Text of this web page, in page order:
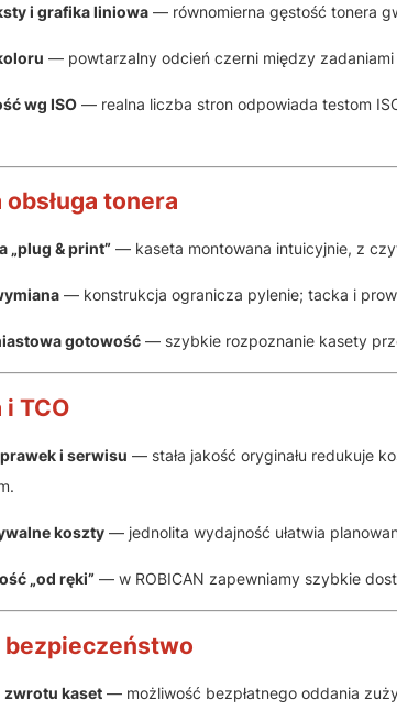
i grafika liniowa — równomierna gęstość tonera
— powtarzalny odcień czerni między
wg ISO — realna liczba stron odpowiada testom
tonera
„plug & print” — kaseta montowana intuicyjnie, z
— konstrukcja ogranicza pylenie; tacka i
gotowość — szybkie rozpoznanie kasety
i TCO
i serwisu — stała jakość oryginału redukuje
koszty — jednolita wydajność ułatwia
„od ręki” — w ROBICAN zapewniamy szybkie
bezpieczeństwo
zwrotu kaset — możliwość bezpłatnego oddania